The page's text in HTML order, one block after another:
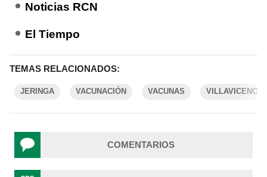
Noticias RCN
El Tiempo
TEMAS RELACIONADOS:
JERINGA VACUNACIÓN VACUNAS VILLAVICENCIO
COMENTARIOS